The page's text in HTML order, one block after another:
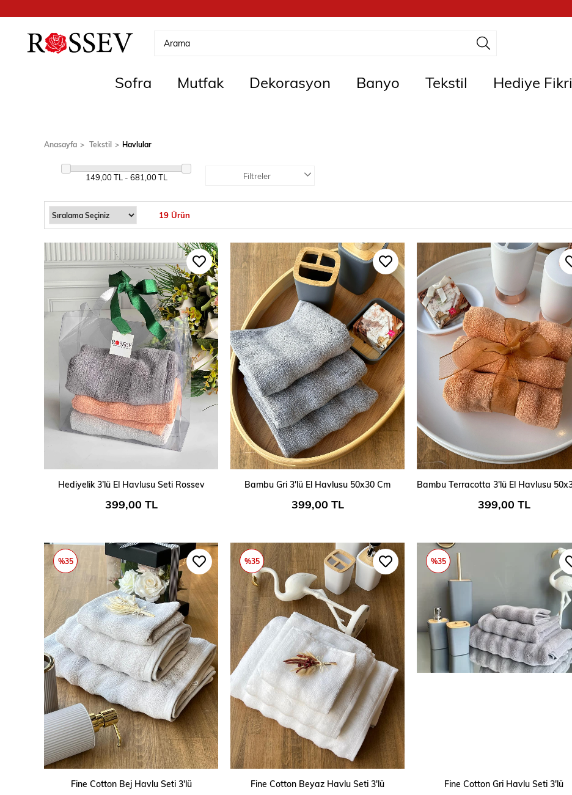
Sofra Mutfak Dekorasyon Banyo Tekstil Hediye Fikri
Anasayfa Tekstil Havlular
149,00 TL - 681,00 TL Filtreler
19 Ürün
Hediyelik 3’lü El Havlusu Seti Rossev
399,00 TL
Bambu Gri 3'lü El Havlusu 50x30 Cm
399,00 TL 399,00 TL
SEPETE EKLE
Fine Cotton Bej Havlu Seti 3'lü
%35
SEPETE EKLE
Fine Cotton Beyaz Havlu Seti 3'lü
%35
SEPETE EKLE
Fine Cotton Gri Havlu Seti 3'lü
%35